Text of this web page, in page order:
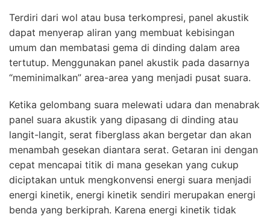
Terdiri dari wol atau busa terkompresi, panel akustik
dapat menyerap aliran yang membuat kebisingan
umum dan membatasi gema di dinding dalam area
tertutup. Menggunakan panel akustik pada dasarnya
“meminimalkan” area-area yang menjadi pusat suara.
Ketika gelombang suara melewati udara dan menabrak
panel suara akustik yang dipasang di dinding atau
langit-langit, serat fiberglass akan bergetar dan akan
menambah gesekan diantara serat. Getaran ini dengan
cepat mencapai titik di mana gesekan yang cukup
diciptakan untuk mengkonvensi energi suara menjadi
energi kinetik, energi kinetik sendiri merupakan energi
benda yang berkiprah. Karena energi kinetik tidak